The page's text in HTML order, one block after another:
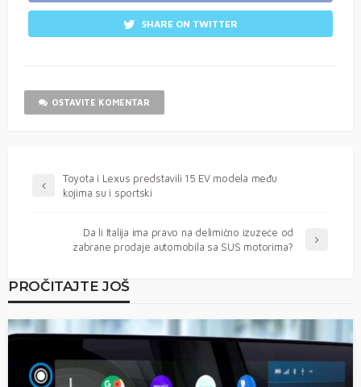
SHARE ON TWITTER
OSTAVITE KOMENTAR
Toyota i Lexus predstavili 15 EV modela među
kojima su i sportski
Da li Italija ima pravo na delimično izuzeće od
zabrane prodaje automobila sa SUS motorima?
PROČITAJTE JOŠ